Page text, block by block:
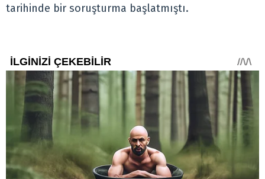
tarihinde bir soruşturma başlatmıştı.